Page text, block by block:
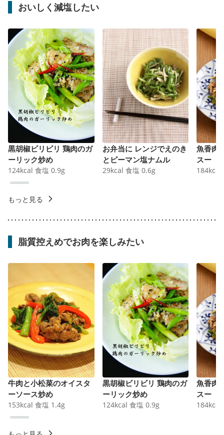
おいしく減塩したい
黒胡椒ビリビリ 鶏肉のガ
ーリック炒め
124kcal 食塩 0.9g
お弁当に レンジでえのき
とピーマン塩ナムル
29kcal 食塩 0.6g
魚香肉
スー
184kcal
もっと見る
脂質控えめでお肉を楽しみたい
牛肉と小松菜のオイスタ
ーソース炒め
153kcal 食塩 1.4g
黒胡椒ビリビリ 鶏肉のガ
ーリック炒め
124kcal 食塩 0.9g
魚香肉
スー
184kcal